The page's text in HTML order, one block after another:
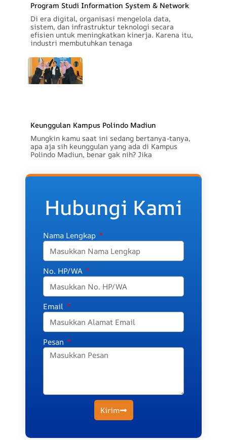
Program Studi Information System & Network
Di era digital, organisasi mengelola data,
sistem, dan infrastruktur teknologi secara
efisien untuk meningkatkan kinerja. Karena itu,
industri membutuhkan tenaga
Keunggulan Kampus Polindo Madiun
Mungkin kamu saat ini sedang bertanya-tanya,
apa aja sih keunggulan yang ada di Kampus
Polindo Madiun, benar gak nih? Jika
Hubungi Kami
Nama Lengkap
No. HP/WA
Email
Pesan
Kirim